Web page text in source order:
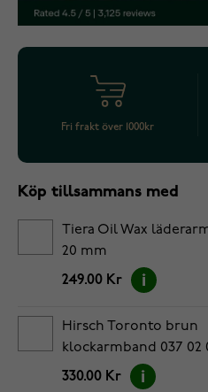
Fri frakt över 1000kr
Köp tillsammans med
Tiera Oil Wax
20 mm
249.00 Kr
Hirsch Toronto brun
klockarmband 037 02
330.00 Kr